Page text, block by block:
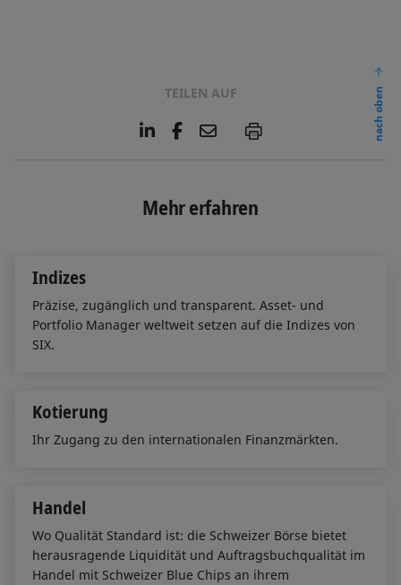
TEILEN AUF
L
e
d
F
o
E
l
P
nach oben
Mehr erfahren
Indizes
Präzise, zugänglich und transparent. Asset- und
Portfolio Manager weltweit setzen auf die Indizes von
SIX.
Kotierung
Ihr Zugang zu den internationalen Finanzmärkten.
Handel
Wo Qualität Standard ist: die Schweizer Börse bietet
herausragende Liquidität und Auftragsbuchqualität im
Handel mit Schweizer Blue Chips an ihrem